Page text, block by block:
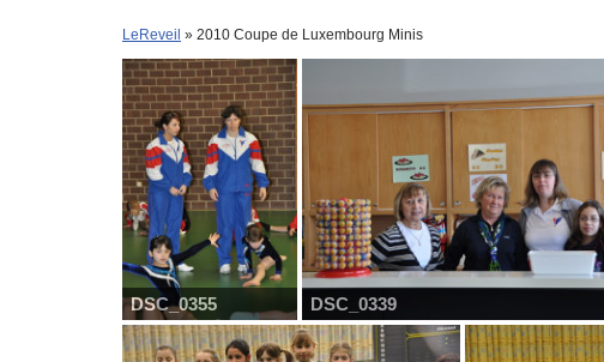
LeReveil » 2010 Coupe de Luxembourg Minis
DSC_0355 DSC_0339